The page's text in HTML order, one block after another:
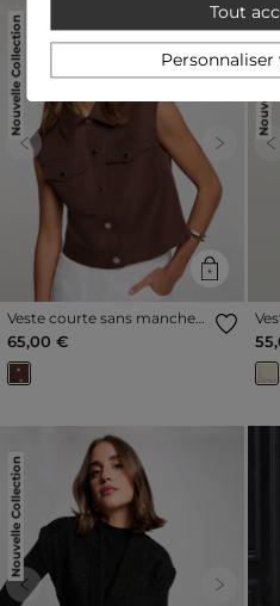
Nouvelle Collection
Previous Next
Veste courte sans manches
marron foncé femme
65,00 €
Nouvelle Collection
Nouvelle Collection
Previous Next
Tout